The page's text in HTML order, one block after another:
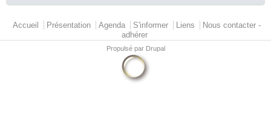
Menu principal
Accueil Présentation Agenda S'informer Liens
Nous contacter -
adhérer
Propulsé par Drupal